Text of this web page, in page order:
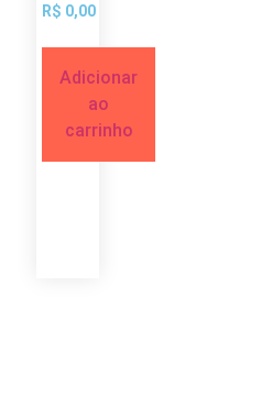
R$ 0,00
Adicionar
ao
carrinho